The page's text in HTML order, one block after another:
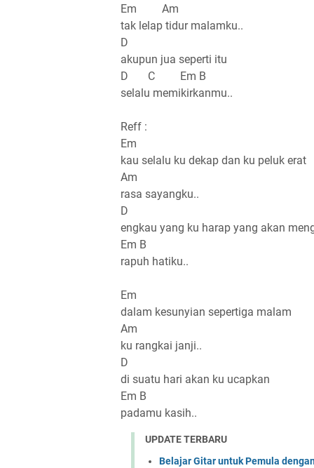
Em Am
tak lelap tidur malamku..
D
akupun jua seperti itu
D C Em B
selalu memikirkanmu..
Reff :
Em
kau selalu ku dekap dan ku peluk erat
Am
rasa sayangku..
D
engkau yang ku harap yang akan
Em B
rapuh hatiku..
Em
dalam kesunyian sepertiga malam
Am
ku rangkai janji..
D
di suatu hari akan ku ucapkan
Em B
padamu kasih..
UPDATE TERBARU
Belajar Gitar untuk Pemula